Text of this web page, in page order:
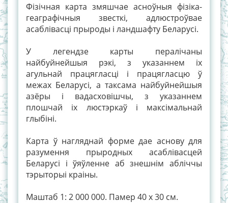
Фізічная карта змяшчае асноўныя фізіка-
геаграфічныя звесткі, адлюстроўвае
асаблівасці прыроды і ландшафту Беларусі.
У легендзе карты пералічаны
найбуйнейшыя рэкі, з указаннем іх
агульнай працягласці і працягласцю ў
межах Беларусі, а таксама найбуйнейшыя
азёры і вадасховішчы, з указаннем
плошчай іх люстэркаў і максімальнай
глыбіні.
Карта ў нагляднай форме дае аснову для
разумення прыродных асаблівасцей
Беларусі і ўяўленне аб знешнім абліччы
тэрыторыі краіны.
Маштаб 1: 2 000 000. Памер 40 х 30 см.